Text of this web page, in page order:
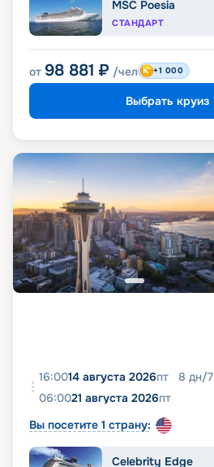
MSC Poesia
СТАНДАРТ
от 98 881 ₽ /чел +1 000
Выбрать круиз
16:0014 августа 2026пт 8 дн/7
06:0021 августа 2026пт
Вы посетите 1 страну:
Celebrity Edge